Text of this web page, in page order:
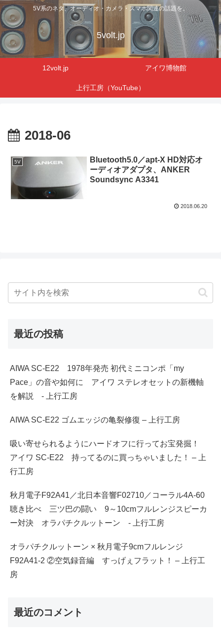
5V系のネタ、オーディオ・カメラ・スマホ関連の話題を。
5volt.jp
12volt.jp アイワ博物館
上行工房（YouTube）
2018-06
5V
Bluetooth5.0／apt-X HD対応オ
ーディオアダプタ、ANKER
Soundsync A3341
2018.06.20
最近の投稿
AIWA SC-E22 1978年発売 初代ミニコンポ「my
Pace」の音や如何に アイワ ステレオセットの新機軸
を解説 - 上行工房
AIWA SC-E22 ゴムエッジの亀裂修復 – 上行工房
吸い寄せられるようにハードオフに行ってお宝発掘！
アイワ SC-E22 持ってるのに買っちゃいました！ – 上
行工房
秋月電子F92A41／北日本音響F02710／コーラル4A-60
聴き比べ 三ツ巴の闘い 9～10cmフルレンジスピーカ
ー対決 オラパチクルットーン - 上行工房
オラパチクルットーン × 秋月電子9cmフルレンジ
F92A41-2 ②空気録音編 すっげぇフラット！ – 上行工
房
最近のコメント